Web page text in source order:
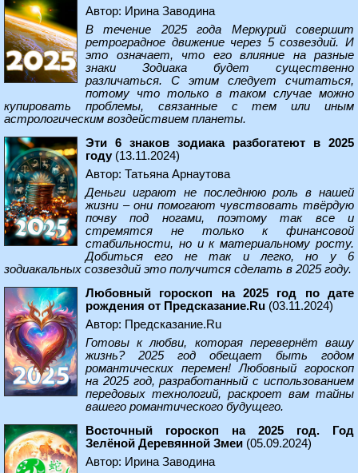
Автор: Ирина Заводина
В течение 2025 года Меркурий совершит
ретроградное движение через 5 созвездий. И
это означает, что его влияние на разные
знаки Зодиака будет существенно
различаться. С этим следует считаться,
потому что только в таком случае можно
купировать проблемы, связанные с тем или иным
астрологическим воздействием планеты.
Эти 6 знаков зодиака разбогатеют в 2025
году(13.11.2024)
Автор: Татьяна Арнаутова
Деньги играют не последнюю роль в нашей
жизни – они помогают чувствовать твёрдую
почву под ногами, поэтому так все и
стремятся не только к финансовой
стабильности, но и к материальному росту.
Добиться его не так и легко, но у 6
зодиакальных созвездий это получится сделать в 2025 году.
Любовный гороскоп на 2025 год по дате
рождения от Предсказание.Ru (03.11.2024)
Автор: Предсказание.Ru
Готовы к любви, которая перевернёт вашу
жизнь? 2025 год обещает быть годом
романтических перемен! Любовный гороскоп
на 2025 год, разработанный с использованием
передовых технологий, раскроет вам тайны
вашего романтического будущего.
Восточный гороскоп на 2025 год. Год
Зелёной Деревянной Змеи (05.09.2024)
Автор: Ирина Заводина